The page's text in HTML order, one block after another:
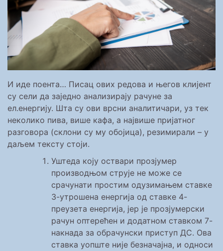
И иде поента… Писац ових редова и његов клијент
су сели да заједно анализирају рачуне за
ел.енергију. Шта су ови врсни аналитичари, уз тек
неколико пива, више кафа, а највише пријатног
разговора (склони су му обојица), резимирали – у
даљем тексту стоји.
Уштеда коју оствари прозјумер
производњом струје не може се
срачунати простим одузимањем ставке
3-утрошена енергија од ставке 4-
преузета енергија, јер је прозјумерски
рачун оптерећен и додатном ставком 7-
накнада за обрачунски приступ ДС. Ова
ставка уопште није безначајна, и односи